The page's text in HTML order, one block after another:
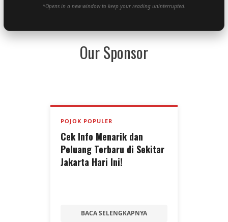
*Opens in a new window to keep your reading uninterrupted.
Our Sponsor
POJOK POPULER
Cek Info Menarik dan
Peluang Terbaru di Sekitar
Jakarta Hari Ini!
BACA SELENGKAPNYA